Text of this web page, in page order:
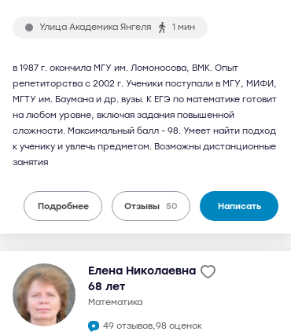
Улица Академика Янгеля 1 мин
в 1987 г. окончила МГУ им. Ломоносова, ВМК. Опыт
репетиторства с 2002 г. Ученики поступали в МГУ, МИФИ,
МГТУ им. Баумана и др. вузы. К ЕГЭ по математике готовит
на любом уровне, включая задания повышенной
сложности. Максимальный балл - 98. Умеет найти подход
к ученику и увлечь предметом. Возможны дистанционные
занятия
Подробнее Отзывы 50 Написать
Елена Николаевна
68 лет
математика
49 отзывов,98 оценок